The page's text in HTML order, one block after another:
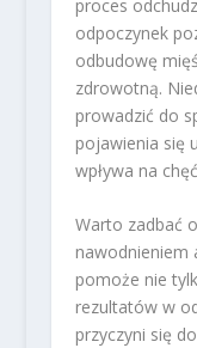
proces
odpoczynek
odbudowę
zdrowotną.
prowadzić do
pojawienia się
wpływa na
Warto zadbać
nawodnieniem
pomoże nie
rezultatów w
przyczyni się